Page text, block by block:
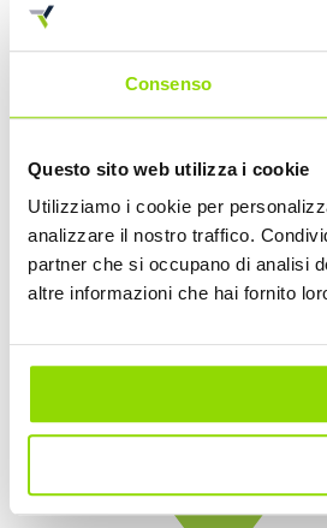
Consenso
Questo sito web utilizza i cookie
Utilizziamo i cookie per
analizzare il nostro traffico.
partner che si occupano di analisi
altre informazioni che hai fornito
Contattaci
Privacy Policy
Cookie Policy
Politica della qualità